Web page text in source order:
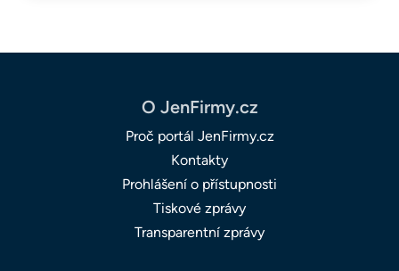
O JenFirmy.cz
Proč portál JenFirmy.cz
Kontakty
Prohlášení o přístupnosti
Tiskové zprávy
Transparentní zprávy